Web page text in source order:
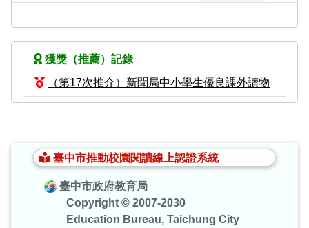
獲獎（推薦）記錄
（第17次推介）新聞局中小學生優良課外讀物
臺中市推動校園閱讀線上認證系統
臺中市政府教育局
Copyright © 2007-2030
Education Bureau, Taichung City